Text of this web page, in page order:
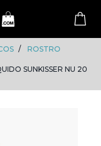
ROSTRO
SUNKISSER NU 20